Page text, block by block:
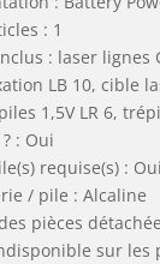
: 1
: laser lignes
LB 10, cible
1,5V LR 6,
: Oui
requise(s) : Oui
/ pile : Alcaline
pièces
sur les